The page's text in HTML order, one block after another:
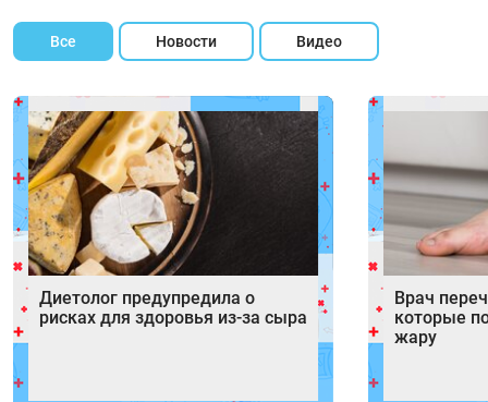
Все Новости Видео
Диетолог предупредила о
рисках для здоровья из-за сыра
Врач
которые
жару